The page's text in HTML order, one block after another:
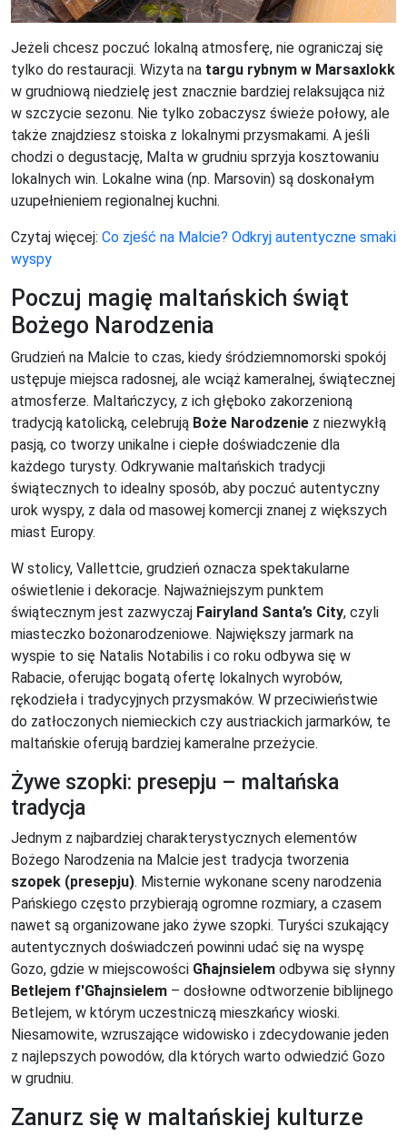
Jeżeli chcesz poczuć lokalną atmosferę, nie ograniczaj się
tylko do restauracji. Wizyta na targu rybnym w Marsaxlokk
w grudniową niedzielę jest znacznie bardziej relaksująca niż
w szczycie sezonu. Nie tylko zobaczysz świeże połowy, ale
także znajdziesz stoiska z lokalnymi przysmakami. A jeśli
chodzi o degustację, Malta w grudniu sprzyja kosztowaniu
lokalnych win. Lokalne wina (np. Marsovin) są doskonałym
uzupełnieniem regionalnej kuchni.
Czytaj więcej: Co zjeść na Malcie? Odkryj autentyczne smaki
wyspy
Poczuj magię maltańskich świąt
Bożego Narodzenia
Grudzień na Malcie to czas, kiedy śródziemnomorski spokój
ustępuje miejsca radosnej, ale wciąż kameralnej, świątecznej
atmosferze. Maltańczycy, z ich głęboko zakorzenioną
tradycją katolicką, celebrują Boże Narodzenie z niezwykłą
pasją, co tworzy unikalne i ciepłe doświadczenie dla
każdego turysty. Odkrywanie maltańskich tradycji
świątecznych to idealny sposób, aby poczuć autentyczny
urok wyspy, z dala od masowej komercji znanej z większych
miast Europy.
W stolicy, Vallettcie, grudzień oznacza spektakularne
oświetlenie i dekoracje. Najważniejszym punktem
świątecznym jest zazwyczaj Fairyland Santa’s City, czyli
miasteczko bożonarodzeniowe. Największy jarmark na
wyspie to się Natalis Notabilis i co roku odbywa się w
Rabacie, oferując bogatą ofertę lokalnych wyrobów,
rękodzieła i tradycyjnych przysmaków. W przeciwieństwie
do zatłoczonych niemieckich czy austriackich jarmarków, te
maltańskie oferują bardziej kameralne przeżycie.
Żywe szopki: presepju – maltańska
tradycja
Jednym z najbardziej charakterystycznych elementów
Bożego Narodzenia na Malcie jest tradycja tworzenia
szopek (presepju). Misternie wykonane sceny narodzenia
Pańskiego często przybierają ogromne rozmiary, a czasem
nawet są organizowane jako żywe szopki. Turyści szukający
autentycznych doświadczeń powinni udać się na wyspę
Gozo, gdzie w miejscowości Għajnsielem odbywa się słynny
Betlejem f'Għajnsielem – dosłowne odtworzenie biblijnego
Betlejem, w którym uczestniczą mieszkańcy wioski.
Niesamowite, wzruszające widowisko i zdecydowanie jeden
z najlepszych powodów, dla których warto odwiedzić Gozo
w grudniu.
Zanurz się w maltańskiej kulturze